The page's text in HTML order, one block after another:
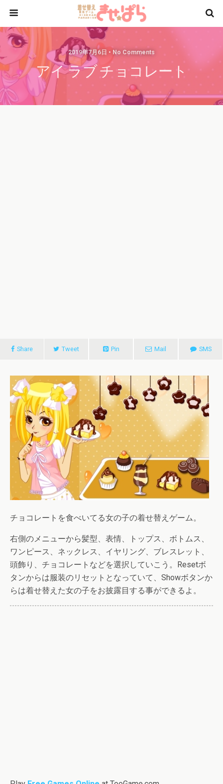
2019年7月6日 • No Comments
アイ ラブ チョコレート
Share Tweet Pin Mail SMS
チョコレートを食べいてる女の子の着せ替えゲーム。
右側のメニューから髪型、表情、トップス、ボトムス、
ワンピース、ネックレス、イヤリング、ブレスレット、
頭飾り、チョコレートなどを選択していこう。Resetボ
タンからは服装のリセットとなっていて、Showボタンか
らは着せ替えた女の子をお披露目する事ができるよ。